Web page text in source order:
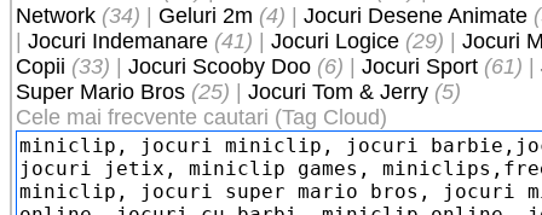
Network (34) Geluri 2m (4) Jocuri Desene Animate
Jocuri Indemanare (41) Jocuri Logice (29)
Jocuri
Copii (33) Jocuri Scooby Doo (6) Jocuri Sport (61)
Super Mario Bros (25) Jocuri Tom & Jerry (5)
Cele mai frecvente cautari (Tag Cloud)